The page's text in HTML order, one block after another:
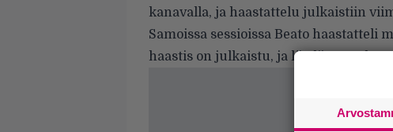
kanavalla, ja haastattelu julkaistiin
Samoissa sessioissa Beato haastatteli
haastis on julkaistu, ja löydät sen alta.